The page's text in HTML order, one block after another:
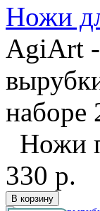
Ножи
AgiArt -
наборе
Ножи
330 р.